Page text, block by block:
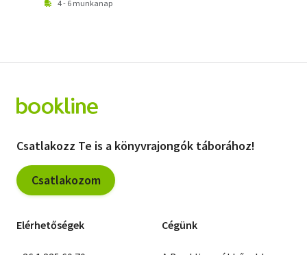
4 - 6 munkanap
Csatlakozz Te is a könyvrajongók táborához!
Csatlakozom
Elérhetőségek Cégünk